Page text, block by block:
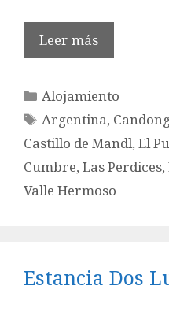
Leer más
Categorías
Alojamiento
Etiquetas
Argentina,
Castillo de Mandl, El
Cumbre, Las Perdices,
Valle Hermoso
Estancia Dos